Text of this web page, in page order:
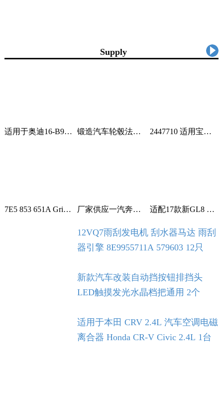
Supply
适用于奥迪16-B9车身汽车配件一站式供应品质可靠车身护板可定制 2套 锻造汽车轮毂法兰盘加宽偏距垫片适用丰田霸道普拉多黑色阳极氧化 1只 2447710 适用宝马蓄电池紧急电池 84102447710 84109361678 1个
7E5 853 651A Grille With Chrome For VW T5 T6 2009-2015 1个 厂家供应一汽奔腾B30空调滤芯空调格空调滤清器 1个 适配17款新GL8 2.0T 2.5L空滤 空气滤芯 滤清器 空气格 5个
12VQ7雨刮发电机 刮水器马达 雨刮
器引擎 8E9955711A 579603 12只
新款汽车改装自动挡按钮排挡头
LED触摸发光水晶档把通用 2个
适用于本田 CRV 2.4L 汽车空调电磁
离合器 Honda CR-V Civic 2.4L 1台